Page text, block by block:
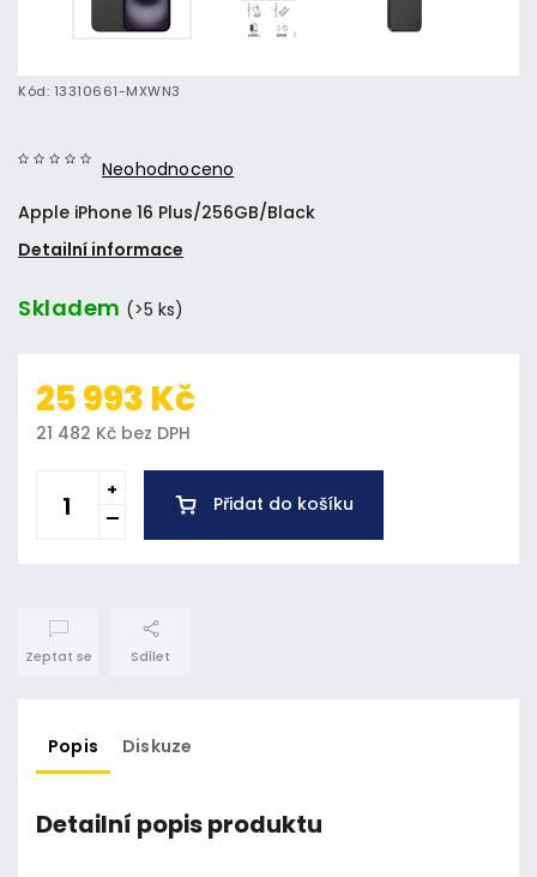
Kód: 13310661-MXWN3
Neohodnoceno
Apple iPhone 16 Plus/256GB/Black
Detailní informace
Skladem (>5 ks)
25 993 Kč
21 482 Kč bez DPH
Přidat do košíku
Zeptat se Sdílet
Popis Diskuze
Detailní popis produktu